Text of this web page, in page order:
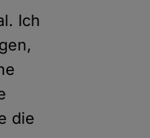
Ich
die